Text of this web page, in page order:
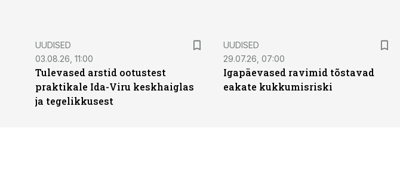
UUDISED
03.08.26, 11:00
Tulevased arstid ootustest
praktikale Ida-Viru keskhaiglas
ja tegelikkusest
UUDISED
29.07.26, 07:00
Igapäevased ravimid tõstavad
eakate kukkumisriski